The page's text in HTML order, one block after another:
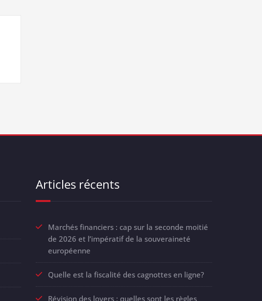
Articles récents
Marchés financiers : cap sur la seconde moitié
de 2026 et l’impératif de la souveraineté
européenne
Quelle est la fiscalité des cagnottes en ligne?
Révision des loyers : quelles sont les règles